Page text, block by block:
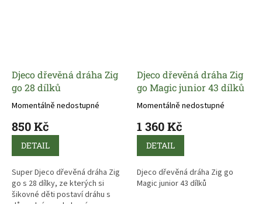
Djeco dřevěná dráha Zig
go 28 dílků
Momentálně nedostupné
850 Kč
DETAIL
Super Djeco dřevěná dráha Zig
go s 28 dílky, ze kterých si
šikovné děti postaví dráhu s
Djeco dřevěná dráha Zig
go Magic junior 43 dílků
Momentálně nedostupné
1 360 Kč
DETAIL
Djeco dřevěná dráha Zig go
Magic junior 43 dílků